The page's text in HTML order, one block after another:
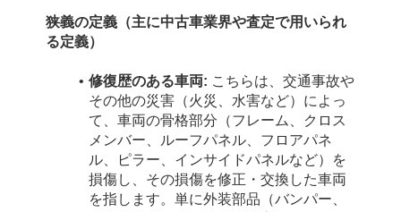
狭義の定義（主に中古車業界や査定で用いられ
る定義）
修復歴のある車両: こちらは、交通事故や
その他の災害（火災、水害など）によっ
て、車両の骨格部分（フレーム、クロス
メンバー、ルーフパネル、フロアパネ
ル、ピラー、インサイドパネルなど）を
損傷し、その損傷を修正・交換した車両
を指します。単に外装部品（バンパー、